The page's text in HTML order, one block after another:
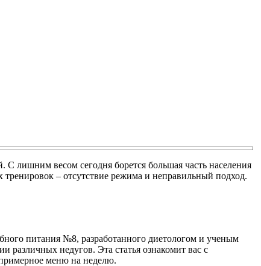
лишним весом сегодня борется большая часть населения
– отсутствие режима и неправильный подход.
питания №8, разработанного диетологом и ученым
различных недугов. Эта статья ознакомит вас с
меню на неделю.